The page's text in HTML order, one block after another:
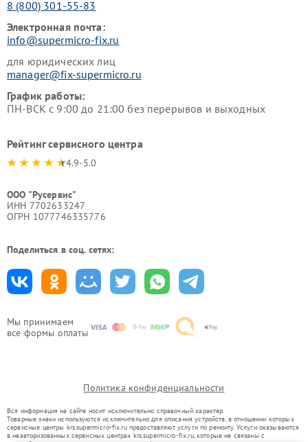
Мы принимаем
все формы оплаты
8 (800) 301-55-83
Электронная почта:
info@supermicro-fix.ru
для юридических лиц
manager@fix-supermicro.ru
График работы:
ПН-ВСК с 9:00 до 21:00 без перерывов и выходных
Рейтинг сервисного центра
4.9-5.0
ООО "Русервис"
ИНН 7702633247
ОГРН 1077746335776
Поделиться в соц. сетях:
Политика конфиденциальности
Вся информация на сайте носит исключительно справочный характер.
Товарные знаки используются исключительно для описания устройств, в отношении которых
сервисные центры krs.supermicro-fix.ru предоставляют услуги по ремонту. Услуги оказываются
в неавторизованных сервисных центрах krs.supermicro-fix.ru, которые не связаны с